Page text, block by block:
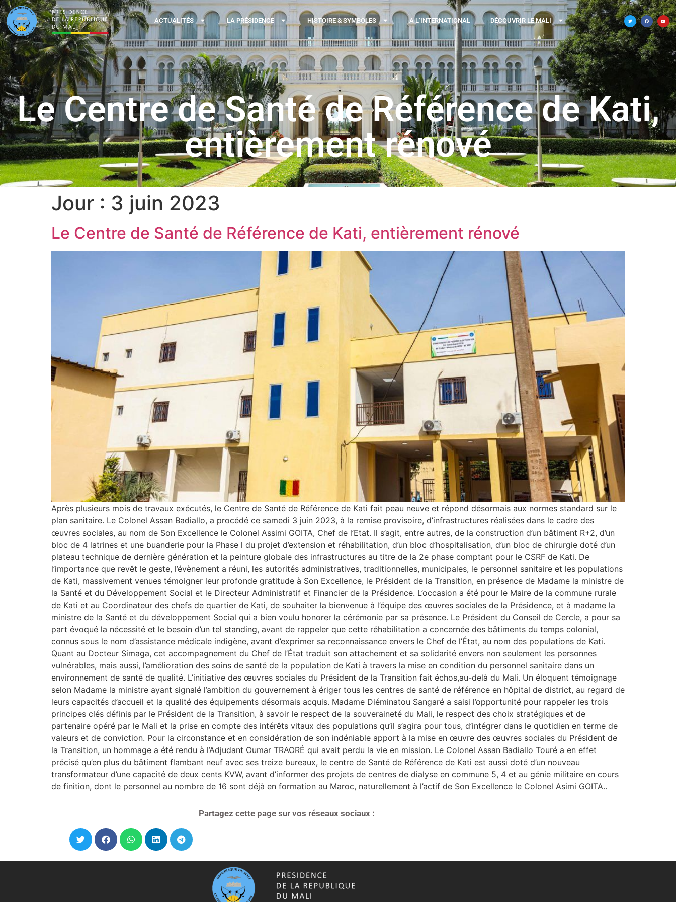
ACTUALITÉS LA PRÉSIDENCE HISTOIRE & SYMBOLES A L’INTERNATIONAL DÉCOUVRIR LE MALI
Le Centre de Santé de Référence de Kati,
entièrement rénové
Jour : 3 juin 2023
Le Centre de Santé de Référence de Kati, entièrement rénové
Après plusieurs mois de travaux exécutés, le Centre de Santé de Référence de Kati fait peau neuve et répond désormais aux normes standard sur le
plan sanitaire. Le Colonel Assan Badiallo, a procédé ce samedi 3 juin 2023, à la remise provisoire, d’infrastructures réalisées dans le cadre des
œuvres sociales, au nom de Son Excellence le Colonel Assimi GOITA, Chef de l’Etat. Il s’agit, entre autres, de la construction d’un bâtiment R+2, d’un
bloc de 4 latrines et une buanderie pour la Phase l du projet d’extension et réhabilitation, d’un bloc d’hospitalisation, d’un bloc de chirurgie doté d’un
plateau technique de dernière génération et la peinture globale des infrastructures au titre de la 2e phase comptant pour le CSRF de Kati. De
l’importance que revêt le geste, l’évènement a réuni, les autorités administratives, traditionnelles, municipales, le personnel sanitaire et les populations
de Kati, massivement venues témoigner leur profonde gratitude à Son Excellence, le Président de la Transition, en présence de Madame la ministre de
la Santé et du Développement Social et le Directeur Administratif et Financier de la Présidence. L’occasion a été pour le Maire de la commune rurale
de Kati et au Coordinateur des chefs de quartier de Kati, de souhaiter la bienvenue à l’équipe des œuvres sociales de la Présidence, et à madame la
ministre de la Santé et du développement Social qui a bien voulu honorer la cérémonie par sa présence. Le Président du Conseil de Cercle, a pour sa
part évoqué la nécessité et le besoin d’un tel standing, avant de rappeler que cette réhabilitation a concernée des bâtiments du temps colonial,
connus sous le nom d’assistance médicale indigène, avant d’exprimer sa reconnaissance envers le Chef de l’État, au nom des populations de Kati.
Quant au Docteur Simaga, cet accompagnement du Chef de l’État traduit son attachement et sa solidarité envers non seulement les personnes
vulnérables, mais aussi, l’amélioration des soins de santé de la population de Kati à travers la mise en condition du personnel sanitaire dans un
environnement de santé de qualité. L’initiative des œuvres sociales du Président de la Transition fait échos,au-delà du Mali. Un éloquent témoignage
selon Madame la ministre ayant signalé l’ambition du gouvernement à ériger tous les centres de santé de référence en hôpital de district, au regard de
leurs capacités d’accueil et la qualité des équipements désormais acquis. Madame Diéminatou Sangaré a saisi l’opportunité pour rappeler les trois
principes clés définis par le Président de la Transition, à savoir le respect de la souveraineté du Mali, le respect des choix stratégiques et de
partenaire opéré par le Mali et la prise en compte des intérêts vitaux des populations qu’il s’agira pour tous, d’intégrer dans le quotidien en terme de
valeurs et de conviction. Pour la circonstance et en considération de son indéniable apport à la mise en œuvre des œuvres sociales du Président de
la Transition, un hommage a été rendu à l’Adjudant Oumar TRAORÉ qui avait perdu la vie en mission. Le Colonel Assan Badiallo Touré a en effet
précisé qu’en plus du bâtiment flambant neuf avec ses treize bureaux, le centre de Santé de Référence de Kati est aussi doté d’un nouveau
transformateur d’une capacité de deux cents KVW, avant d’informer des projets de centres de dialyse en commune 5, 4 et au génie militaire en cours
de finition, dont le personnel au nombre de 16 sont déjà en formation au Maroc, naturellement à l’actif de Son Excellence le Colonel Asimi GOITA..
Partagez cette page sur vos réseaux sociaux :